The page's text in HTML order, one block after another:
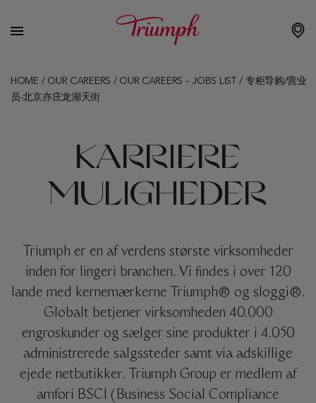
HOME/ OUR CAREERS / OUR CAREERS – JOBS LIST / 专柜导购/营业
员-北京亦庄龙湖天街
KARRIERE
MULIGHEDER
Triumph er en af ​​verdens største virksomheder
inden for lingeri branchen. Vi findes i over 120
lande med kernemærkerne Triumph® og sloggi®.
Globalt betjener virksomheden 40.000
engroskunder og sælger sine produkter i 4.050
administrerede salgssteder samt via adskillige
ejede netbutikker. Triumph Group er medlem af
amfori BSCI (Business Social Compliance